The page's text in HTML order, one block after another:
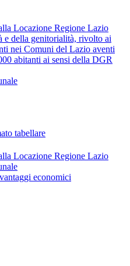
Locazione Regione Lazio
e della genitorialità, rivolto ai
nei Comuni del Lazio aventi
abitanti ai sensi della DGR
tabellare
Locazione Regione Lazio
economici